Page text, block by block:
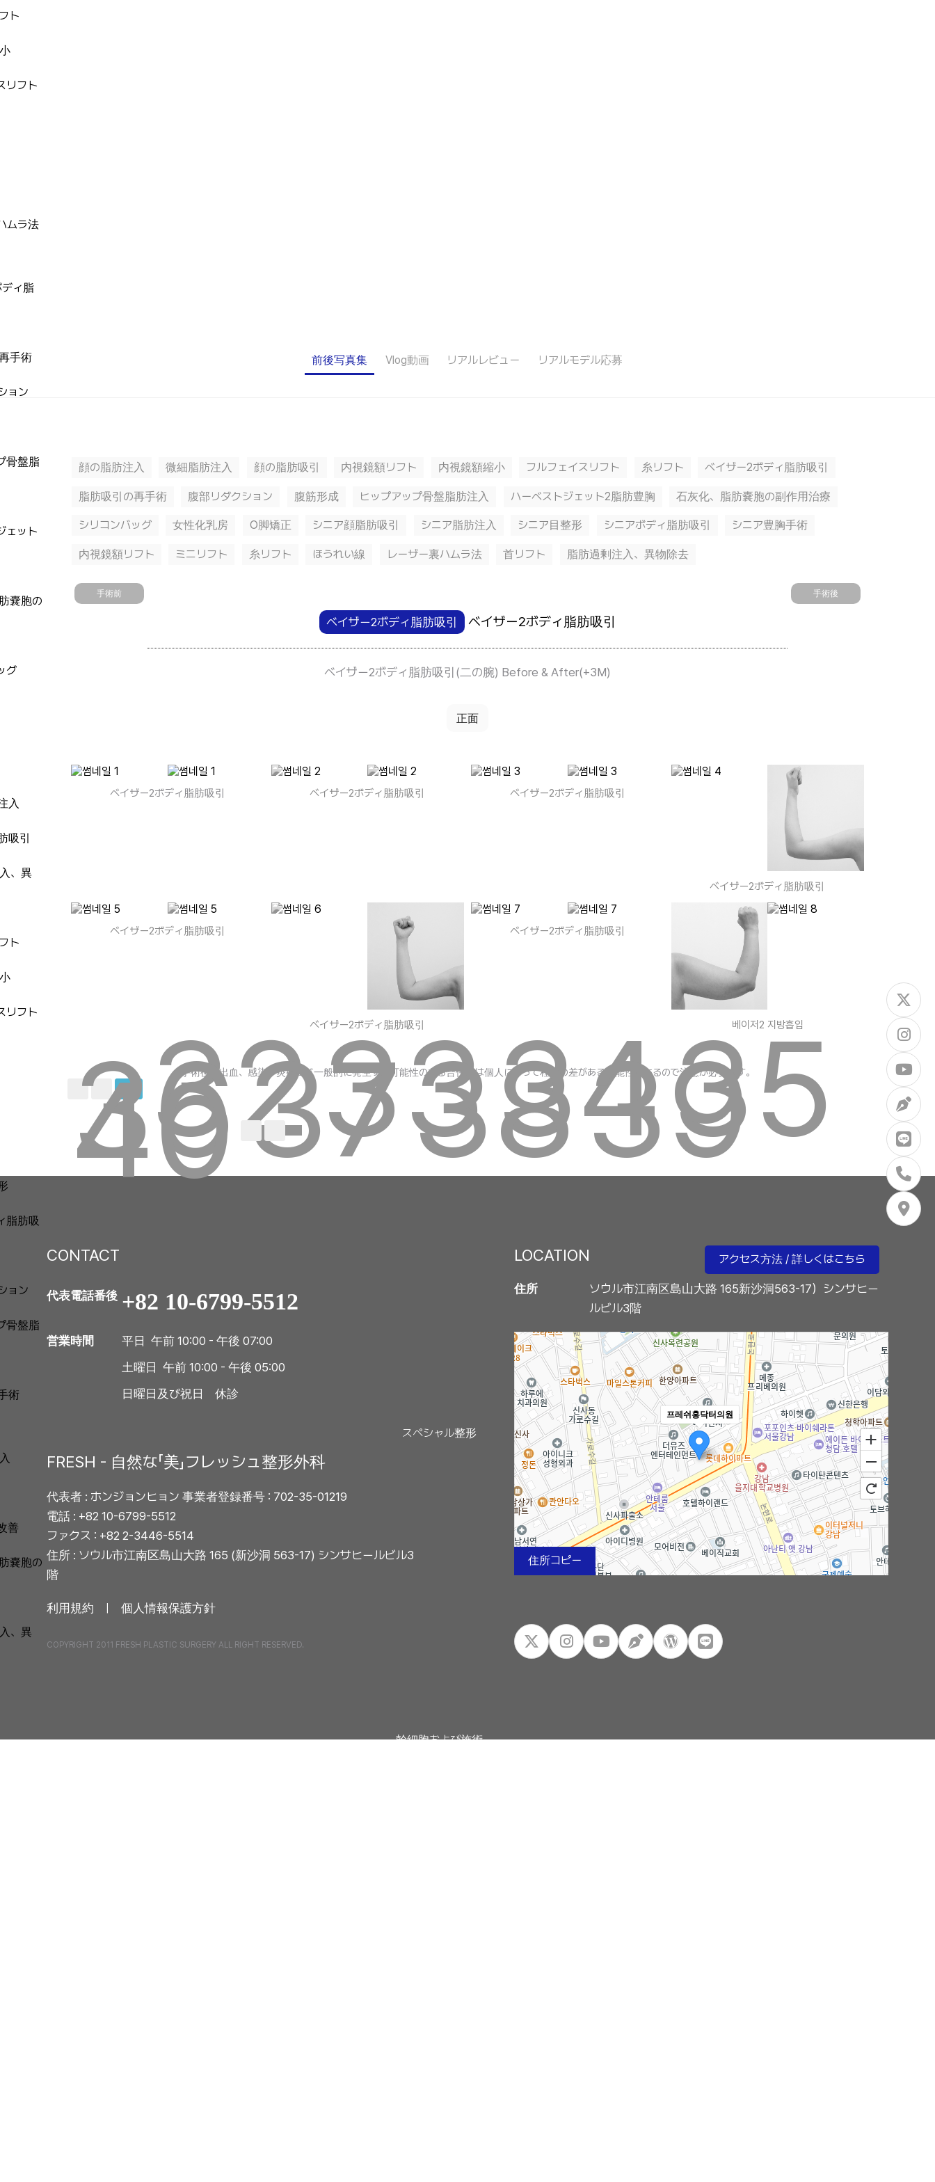
ト
リフト
ムラ法
ィ脂
手術
ョン
骨盤脂
ェット
嚢胞の
グ
シニア整形
入
吸引
、異
ト
リフト
脂肪吸
ョン
骨盤脂
術
スペシャル整形
善
嚢胞の
、異
幹細胞および施術
前後写真集 Vlog動画 リアルレビュー リアルモデル応募
顔の脂肪注入 微細脂肪注入 顔の脂肪吸引 内視鏡額リフト 内視鏡額縮小 フルフェイスリフト 糸リフト ベイザー2ボディ脂肪吸引
脂肪吸引の再手術 腹部リダクション 腹筋形成 ヒップアップ骨盤脂肪注入 ハーベストジェット2脂肪豊胸 石灰化、脂肪嚢胞の副作用治療
シリコンバッグ 女性化乳房 O脚矯正 シニア顔脂肪吸引 シニア脂肪注入 シニア目整形 シニアボディ脂肪吸引 シニア豊胸手術
内視鏡額リフト ミニリフト 糸リフト ほうれい線 レーザー裏ハムラ法 首リフト 脂肪過剰注入、異物除去
手術前 手術後
ベイザー2ボディ脂肪吸引 ベイザー2ボディ脂肪吸引
ベイザー2ボディ脂肪吸引(二の腕) Before & After(+3M)
正面
ベイザー2ボディ脂肪吸引 ベイザー2ボディ脂肪吸引 ベイザー2ボディ脂肪吸引
ベイザー2ボディ脂肪吸引
ベイザー2ボディ脂肪吸引
ベイザー2ボディ脂肪吸引
ベイザー2ボディ脂肪吸引
베이저2 지방흡입
手術後の出血、感染、炎症など一般的に発生する可能性のある合併症は個人によって程度の差がある可能性があるので注意が必要です。
32333435
36373839
40
CONTACT
代表電話番後 +82 10-6799-5512
営業時間
平日 午前 10:00 - 午後 07:00
土曜日 午前 10:00 - 午後 05:00
日曜日及び祝日 休診
FRESH - 自然な「美」フレッシュ整形外科
代表者 : ホンジョンヒョン 事業者登録番号 : 702-35-01219
電話 : +82 10-6799-5512
ファクス : +82 2-3446-5514
住所 : ソウル市江南区島山大路 165 (新沙洞 563-17) シンサヒールビル3
階
利用規約 ㅣ 個人情報保護方針
COPYRIGHT 2011 FRESH PLASTIC SURGERY ALL RIGHT RESERVED.
LOCATION アクセス方法 / 詳しくはこちら
住所
ソウル市江南区島山大路 165新沙洞563-17）シンサヒー
ルビル3階
住所コピー
프레쉬홍닥터의원